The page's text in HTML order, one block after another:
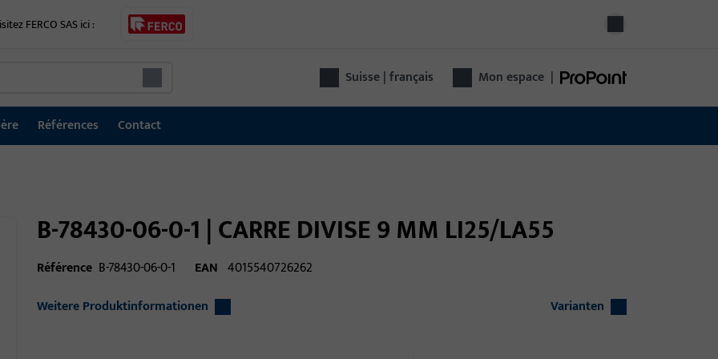
FERCO SAS ici :
Suisse | français Mon espace |
Références Contact
B-78430-06-0-1 | CARRE DIVISE 9 MM LI25/LA55
Référence B-78430-06-0-1 EAN 4015540726262
Weitere Produktinformationen
Varianten